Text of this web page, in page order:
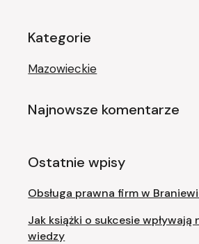
Kategorie
Mazowieckie
Najnowsze komentarze
Ostatnie wpisy
Obsługa prawna firm w
Jak książki o sukcesie wpływają
wiedzy